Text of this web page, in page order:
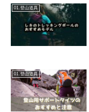
01.登山道具
01.登山道具